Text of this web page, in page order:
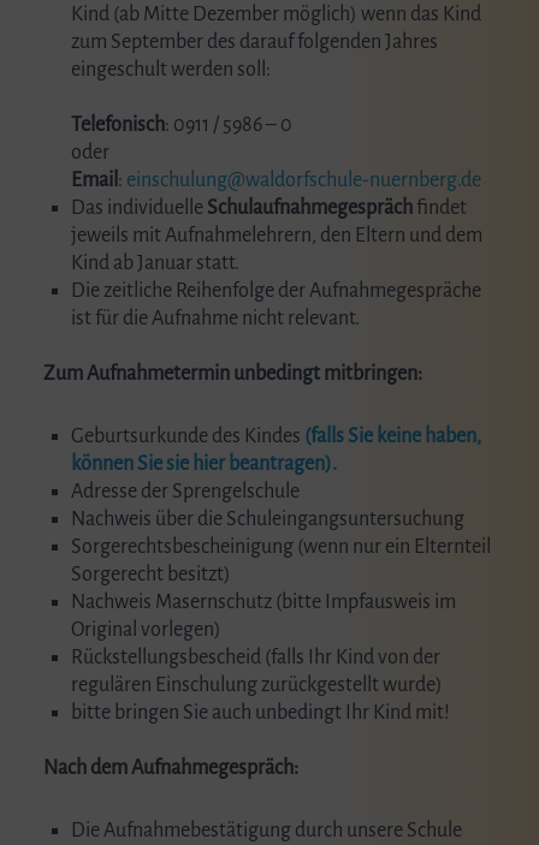
Kind (ab Mitte Dezember möglich) wenn das Kind
zum September des darauf folgenden Jahres
eingeschult werden soll:
Telefonisch: 0911 / 5986 – 0
oder
Email : einschulung@waldorfschule-nuernberg.de
Das individuelle Schulaufnahmegespräch findet
jeweils mit Aufnahmelehrern, den Eltern und dem
Kind ab Januar statt.
Die zeitliche Reihenfolge der Aufnahmegespräche
ist für die Aufnahme nicht relevant.
Zum Aufnahmetermin unbedingt mitbringen:
Geburtsurkunde des Kindes (falls Sie keine haben,
können Sie sie hier beantragen).
Adresse der Sprengelschule
Nachweis über die Schuleingangsuntersuchung
Sorgerechtsbescheinigung (wenn nur ein Elternteil
Sorgerecht besitzt)
Nachweis Masernschutz (bitte Impfausweis im
Original vorlegen)
Rückstellungsbescheid (falls Ihr Kind von der
regulären Einschulung zurückgestellt wurde)
bitte bringen Sie auch unbedingt Ihr Kind mit!
Nach dem Aufnahmegespräch:
Die Aufnahmebestätigung durch unsere Schule